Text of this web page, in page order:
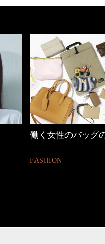
女性のバッグの中身